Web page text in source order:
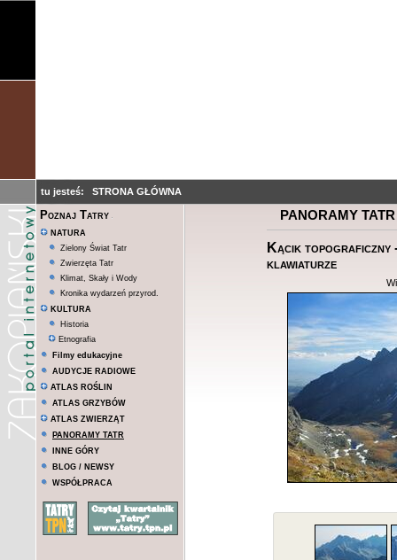
tu jesteś: STRONA GŁÓWNA
Poznaj Tatry
NATURA
Zielony Świat Tatr
Zwierzęta Tatr
Klimat, Skały i Wody
Kronika wydarzeń przyrod.
KULTURA
Historia
Etnografia
Filmy edukacyjne
AUDYCJE RADIOWE
ATLAS ROŚLIN
ATLAS GRZYBÓW
ATLAS ZWIERZĄT
PANORAMY TATR
INNE GÓRY
BLOG / NEWSY
WSPÓŁPRACA
PANORAMY TATR
Kącik topograficzny
klawiaturze